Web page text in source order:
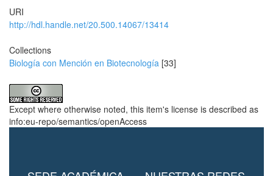
URI
http://hdl.handle.net/20.500.14067/13414
Collections
Biología con Mención en Biotecnología [33]
Except where otherwise noted, this item's license is described as
info:eu-repo/semantics/openAccess